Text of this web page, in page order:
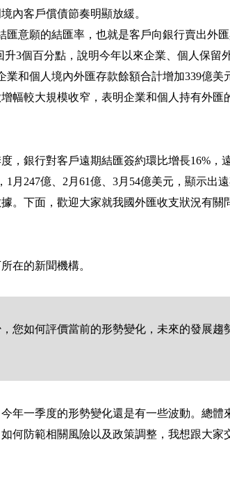
內客戶償債節奏明顯放緩。
匯意願的結匯率，也就是客戶向銀行賣出外
升3個百分點，說明今年以來企業、個人保留
業和個人境內外匯存款餘額合計增加339億美
幅較大規模收窄，表明企業和個人持有外匯
，銀行對客戶遠期結匯簽約環比增長16%，
1 月 247億、 2 月 61億、 3月 54億美元，顯示出
。下面，歡迎大家就我國外匯收支狀況有關
在的新聞機構。
您如何評價當前的形勢變化，未來的發展趨
年一季度的形勢變化還是有一些波動。總體
何防範相關風險以及政策調整，我想跟大家